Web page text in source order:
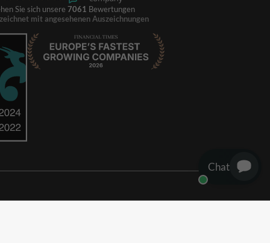
Sie sich unsere 7061 Bewertungen
mit angesehenen Auszeichnungen
Chat